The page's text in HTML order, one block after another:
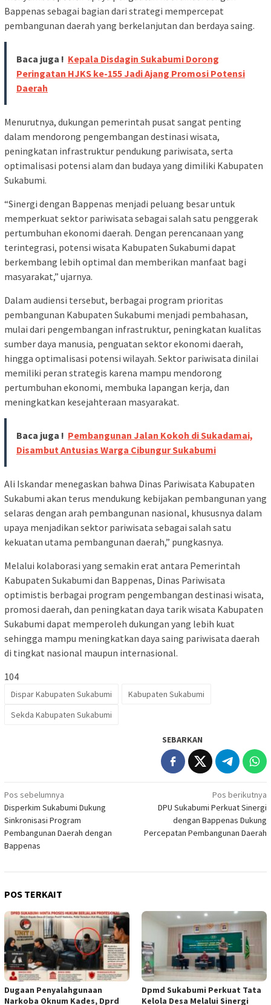
Bappenas sebagai bagian dari strategi mempercepat
pembangunan daerah yang berkelanjutan dan berdaya saing.
Baca juga ! Kepala Disdagin Sukabumi Dorong
Peringatan HJKS ke-155 Jadi Ajang Promosi Potensi
Daerah
Menurutnya, dukungan pemerintah pusat sangat penting
dalam mendorong pengembangan destinasi wisata,
peningkatan infrastruktur pendukung pariwisata, serta
optimalisasi potensi alam dan budaya yang dimiliki Kabupaten
Sukabumi.
“Sinergi dengan Bappenas menjadi peluang besar untuk
memperkuat sektor pariwisata sebagai salah satu penggerak
pertumbuhan ekonomi daerah. Dengan perencanaan yang
terintegrasi, potensi wisata Kabupaten Sukabumi dapat
berkembang lebih optimal dan memberikan manfaat bagi
masyarakat,” ujarnya.
Dalam audiensi tersebut, berbagai program prioritas
pembangunan Kabupaten Sukabumi menjadi pembahasan,
mulai dari pengembangan infrastruktur, peningkatan kualitas
sumber daya manusia, penguatan sektor ekonomi daerah,
hingga optimalisasi potensi wilayah. Sektor pariwisata dinilai
memiliki peran strategis karena mampu mendorong
pertumbuhan ekonomi, membuka lapangan kerja, dan
meningkatkan kesejahteraan masyarakat.
Baca juga ! Pembangunan Jalan Kokoh di Sukadamai,
Disambut Antusias Warga Cibungur Sukabumi
Ali Iskandar menegaskan bahwa Dinas Pariwisata Kabupaten
Sukabumi akan terus mendukung kebijakan pembangunan yang
selaras dengan arah pembangunan nasional, khususnya dalam
upaya menjadikan sektor pariwisata sebagai salah satu
kekuatan utama pembangunan daerah,” pungkasnya.
Melalui kolaborasi yang semakin erat antara Pemerintah
Kabupaten Sukabumi dan Bappenas, Dinas Pariwisata
optimistis berbagai program pengembangan destinasi wisata,
promosi daerah, dan peningkatan daya tarik wisata Kabupaten
Sukabumi dapat memperoleh dukungan yang lebih kuat
sehingga mampu meningkatkan daya saing pariwisata daerah
di tingkat nasional maupun internasional.
104
Dispar Kabupaten Sukabumi
Kabupaten Sukabumi
Sekda Kabupaten Sukabumi
SEBARKAN
Navigasi
pos
Pos sebelumnya
Disperkim Sukabumi Dukung
Sinkronisasi Program
Pembangunan Daerah dengan
Bappenas
Pos berikutnya
DPU Sukabumi Perkuat Sinergi
dengan Bappenas Dukung
Percepatan Pembangunan Daerah
POS TERKAIT
Dugaan Penyalahgunaan
Narkoba Oknum Kades, Dprd
Dpmd Sukabumi Perkuat Tata
Kelola Desa Melalui Sinergi